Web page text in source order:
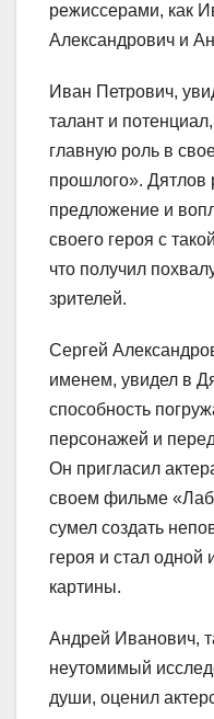
режиссерами, как
Александрович и
Иван Петрович,
талант и
главную роль в
прошлого». Дятлов
предложение и
своего героя с
что получил
зрителей.
Сергей
именем, увидел в
способность
персонажей и
Он пригласил
своем фильме
сумел создать
героя и стал одной
картины.
Андрей Иванович,
неутомимый
души, оценил